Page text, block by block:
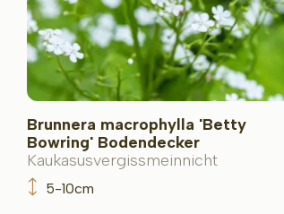
Brunnera macrophylla 'Betty
Bowring' Bodendecker
Kaukasusvergissmeinnicht
5-10cm